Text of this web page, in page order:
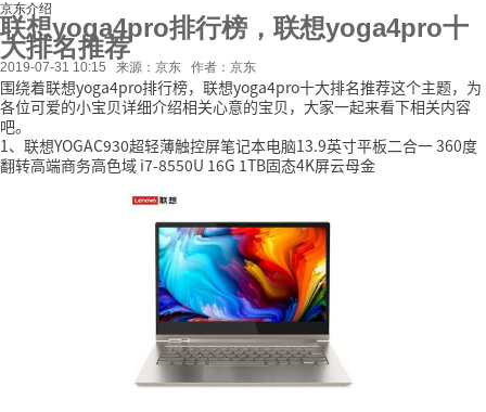
京东介绍
联想yoga4pro排行榜，联想yoga4pro十
大排名推荐
2019-07-31 10:15 来源：京东 作者：京东
围绕着联想yoga4pro排行榜，联想yoga4pro十大排名推荐这个主题，为
各位可爱的小宝贝详细介绍相关心意的宝贝，大家一起来看下相关内容
吧。
1、联想YOGAC930超轻薄触控屏笔记本电脑13.9英寸平板二合一 360度
翻转高端商务高色域 i7-8550U 16G 1TB固态4K屏云母金